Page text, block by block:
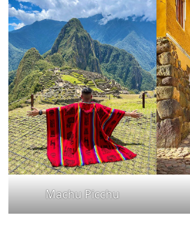
Machu Picchu